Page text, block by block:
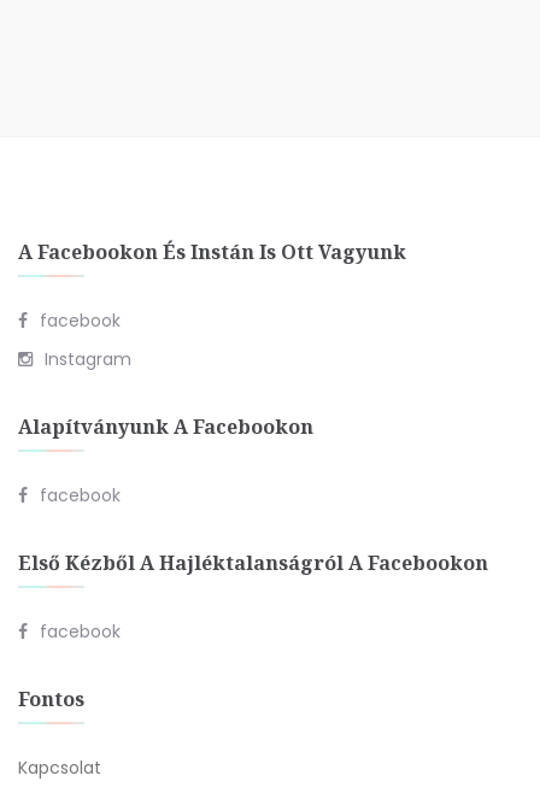
A Facebookon És Instán Is Ott Vagyunk
facebook
Instagram
Alapítványunk A Facebookon
facebook
Első Kézből A Hajléktalanságról A Facebookon
facebook
Fontos
Kapcsolat